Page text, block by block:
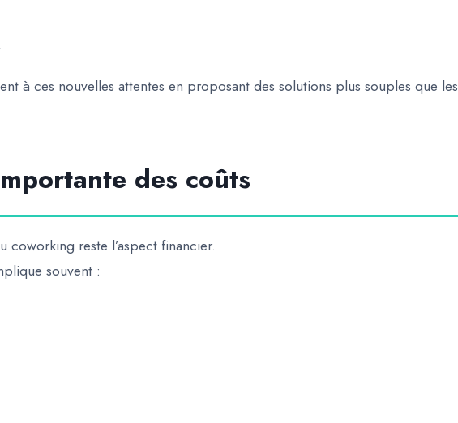
à ces nouvelles attentes en proposant des solutions plus souples que les
des coûts
coworking reste l’aspect financier.
souvent :